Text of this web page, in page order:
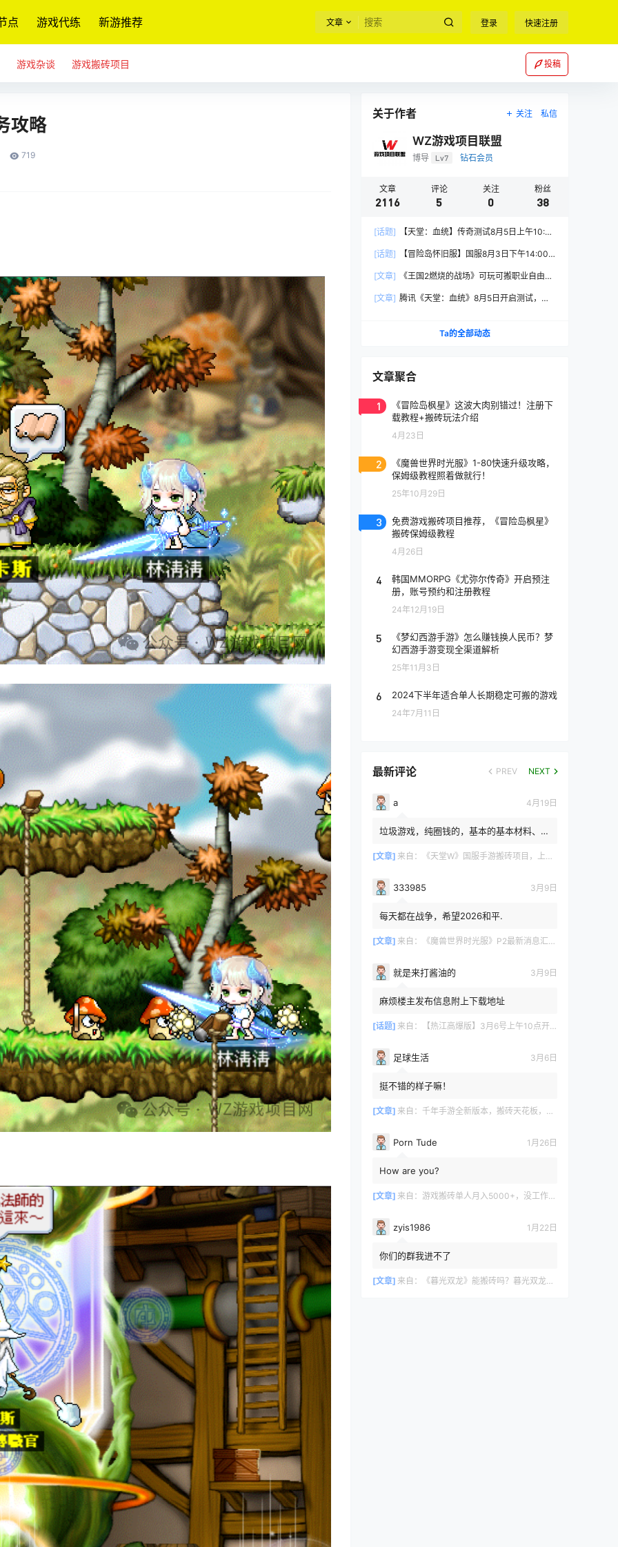
点 游戏代练 新游推荐 文章 登录 快速注册
游戏杂谈 游戏搬砖项目 投稿
攻略
719
关于作者 关注 私信
WZ游戏项目联盟
博导 Lv7 钻石会员
文章
2116
评论
5
关注
0
粉丝
38
[话题]
【天堂：血统】传奇测试8月5日上午10:00
[话题]
【冒险岛怀旧服】国服8月3日下午14:00
[文章]
《王国2燃烧的战场》可玩可搬职业自由，
[文章] 腾讯《天堂：血统》8月5日开启测试，
Ta的全部动态
文章聚合
1
《冒险岛枫星》这波大肉别错过！注册下
载教程+搬砖玩法介绍
4月23日
2
《魔兽世界时光服》1-80快速升级攻略，
保姆级教程照着做就行！
25年10月29日
3
免费游戏搬砖项目推荐，《冒险岛枫星》
搬砖保姆级教程
4月26日
4
韩国MMORPG《尤弥尔传奇》开启预注
册，账号预约和注册教程
24年12月19日
5
《梦幻西游手游》怎么赚钱换人民币？梦
幻西游手游变现全渠道解析
25年11月3日
6 2024下半年适合单人长期稳定可搬的游戏
24年7月11日
最新评论 PREV NEXT
a 4月19日
垃圾游戏，纯圈钱的，基本的基本材料、白
浪费电费，就跟别说绿...
[文章] 来自： 《天堂W》国服手游搬砖项目，上手简单稳定吃肉，适合长期搬砖！
333985 3月9日
每天都在战争，希望2026和平.
[文章] 来自： 《魔兽世界时光服》P2最新消息汇总，九大硬核干货速报
就是来打酱油的 3月9日
麻烦楼主发布信息附上下载地址
[话题] 来自： 【热江高爆版】3月6号上午10点开服
足球生活 3月6日
挺不错的样子嘛！
[文章] 来自： 千年手游全新版本，搬砖天花板，闭着眼都能赚！
Porn Tude 1月26日
How are you?
[文章] 来自： 游戏搬砖单人月入5000+，没工作在家一个人就能做
zyis1986 1月22日
你们的群我进不了
[文章] 来自： 《暮光双龙》能搬砖吗？暮光双龙搬砖攻略教程